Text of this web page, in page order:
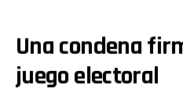
Una condena
juego electoral